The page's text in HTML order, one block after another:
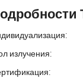
излучения: